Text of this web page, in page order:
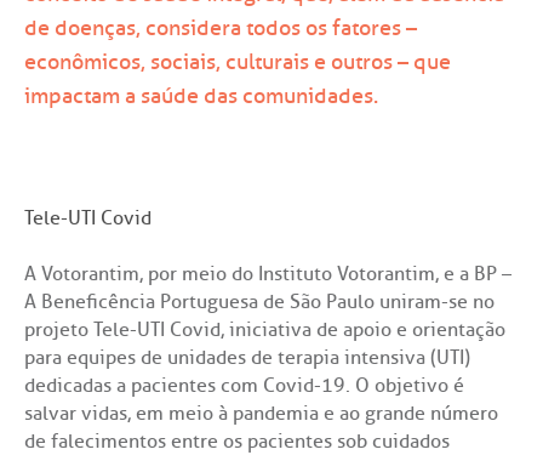
in antecipado
de exames
de Exames
A BP conta com você para melhorar sempre a qualidade do
atendimento e dos serviços prestados.
A Ouvidoria e SAC são canais para você, cliente da BP, tirar suas
dúvidas, registrar suas reclamações ou fazer elogios relacionados
ao nosso atendimento e aos nossos serviços.
Horário de atendimento: 2ª a 6ª feira das 7h às 18h
(11)3505-1000
ouvidoria@bp.org.br
Fale Conosco
Rua Maestro Cardim, 769
CEP: 01323-001 | Bela Vista
São Paulo - SP
BP Mirante
do médico
de conduta
social da BP
corporativa
social
Telemedicina BP
Teleinterconsulta
de atendimento
de Visita
socorro
de cópia de prontuário médico
de orçamento particular
de Excelência em Neurologia e
especialidades
de doenças, considera todos os fatores –
econômicos, sociais, culturais e outros – que
impactam a saúde das comunidades.
Tele-UTI Covid
A Votorantim, por meio do Instituto Votorantim, e a BP –
A Beneficência Portuguesa de São Paulo uniram-se no
projeto Tele-UTI Covid, iniciativa de apoio e orientação
para equipes de unidades de terapia intensiva (UTI)
dedicadas a pacientes com Covid-19. O objetivo é
salvar vidas, em meio à pandemia e ao grande número
de falecimentos entre os pacientes sob cuidados